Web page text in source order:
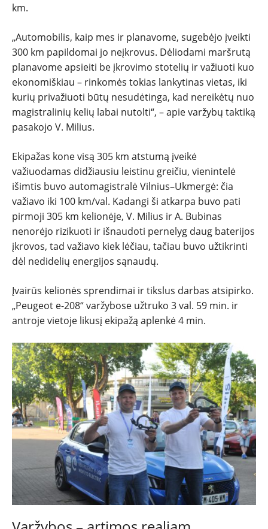
km.
„Automobilis, kaip mes ir planavome, sugebėjo įveikti
300 km papildomai jo neįkrovus. Dėliodami maršrutą
planavome apsieiti be įkrovimo stotelių ir važiuoti kuo
ekonomiškiau – rinkomės tokias lankytinas vietas, iki
kurių privažiuoti būtų nesudėtinga, kad nereikėtų nuo
magistralinių kelių labai nutolti“, – apie varžybų taktiką
pasakojo V. Milius.
Ekipažas kone visą 305 km atstumą įveikė
važiuodamas didžiausiu leistinu greičiu, vienintelė
išimtis buvo automagistralė Vilnius–Ukmergė: čia
važiavo iki 100 km/val. Kadangi ši atkarpa buvo pati
pirmoji 305 km kelionėje, V. Milius ir A. Bubinas
nenorėjo rizikuoti ir išnaudoti pernelyg daug baterijos
įkrovos, tad važiavo kiek lėčiau, tačiau buvo užtikrinti
dėl nedidelių energijos sąnaudų.
Įvairūs kelionės sprendimai ir tikslus darbas atsipirko.
„Peugeot e-208“ varžybose užtruko 3 val. 59 min. ir
antroje vietoje likusį ekipažą aplenkė 4 min.